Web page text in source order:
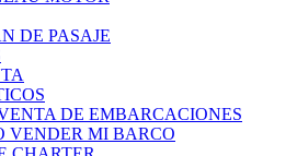
DE PASAJE
DE EMBARCACIONES
VENDER MI BARCO